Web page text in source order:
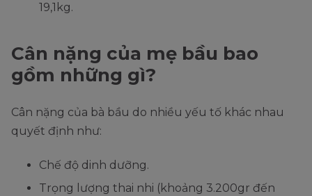
19,1kg.
Cân nặng của mẹ bầu bao
gồm những gì?
Cân nặng của bà bầu do nhiều yếu tố khác nhau
quyết định như:
Chế độ dinh dưỡng.
Trọng lượng thai nhi (khoảng 3.200gr đến